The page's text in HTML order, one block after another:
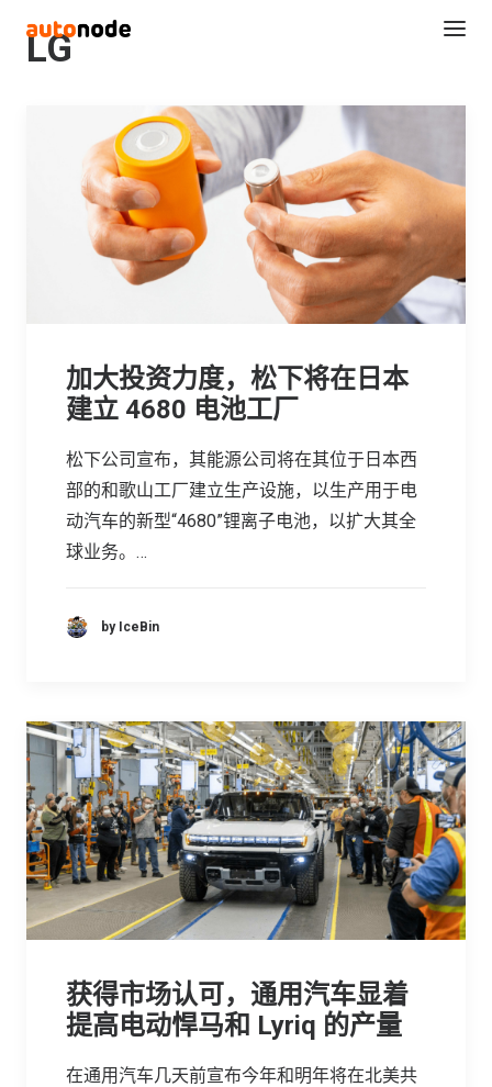
Search
LG
加大投资力度，松下将在日本
建立 4680 电池工厂
松下公司宣布，其能源公司将在其位于日本西
部的和歌山工厂建立生产设施，以生产用于电
动汽车的新型“4680”锂离子电池，以扩大其全
球业务。…
by IceBin
获得市场认可，通用汽车显着
提高电动悍马和 Lyriq 的产量
在通用汽车几天前宣布今年和明年将在北美共